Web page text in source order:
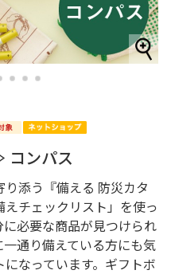
6 7 8
ンパス
添う『備える 防災カタ
チェックリスト」を使っ
必要な商品が見つけられ
通り備えている方にも気
なっています。ギフトボ